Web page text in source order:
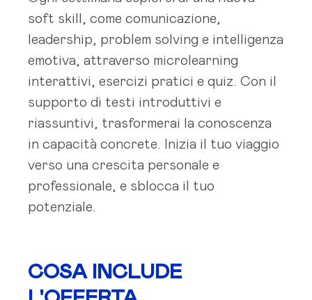
soft skill, come comunicazione,
leadership, problem solving e intelligenza
emotiva, attraverso microlearning
interattivi, esercizi pratici e quiz. Con il
supporto di testi introduttivi e
riassuntivi, trasformerai la conoscenza
in capacità concrete. Inizia il tuo viaggio
verso una crescita personale e
professionale, e sblocca il tuo
potenziale.
COSA INCLUDE